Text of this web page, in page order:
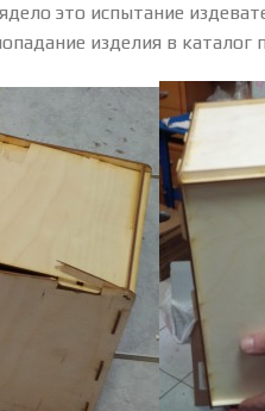
это испытание
изделия в каталог